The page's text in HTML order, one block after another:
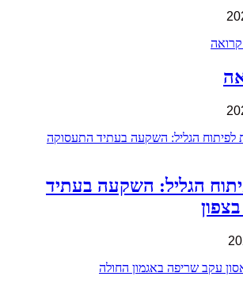
הגליל: השקעה בעתיד